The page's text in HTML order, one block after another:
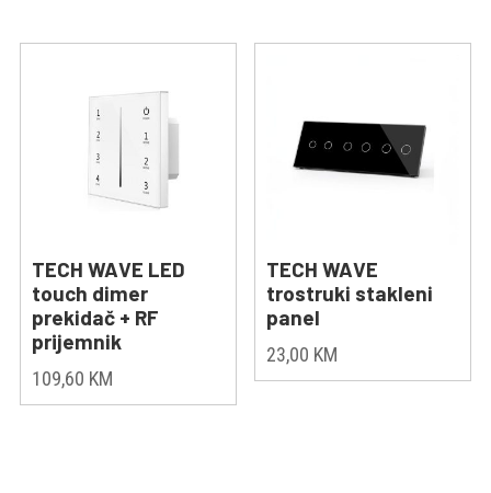
TECH WAVE LED
touch dimer
prekidač + RF
prijemnik
109,60 KM
TECH WAVE
trostruki stakleni
panel
23,00 KM